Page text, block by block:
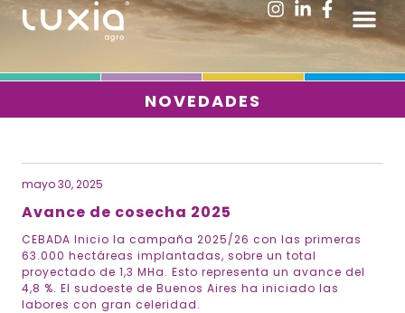
NOVEDADES
Avance de cosecha 2025
mayo 30, 2025
CEBADA Inicio la campaña 2025/26 con las primeras
63.000 hectáreas implantadas, sobre un total
proyectado de 1,3 MHa. Esto representa un avance del
4,8 %. El sudoeste de Buenos Aires ha iniciado las
labores con gran celeridad.